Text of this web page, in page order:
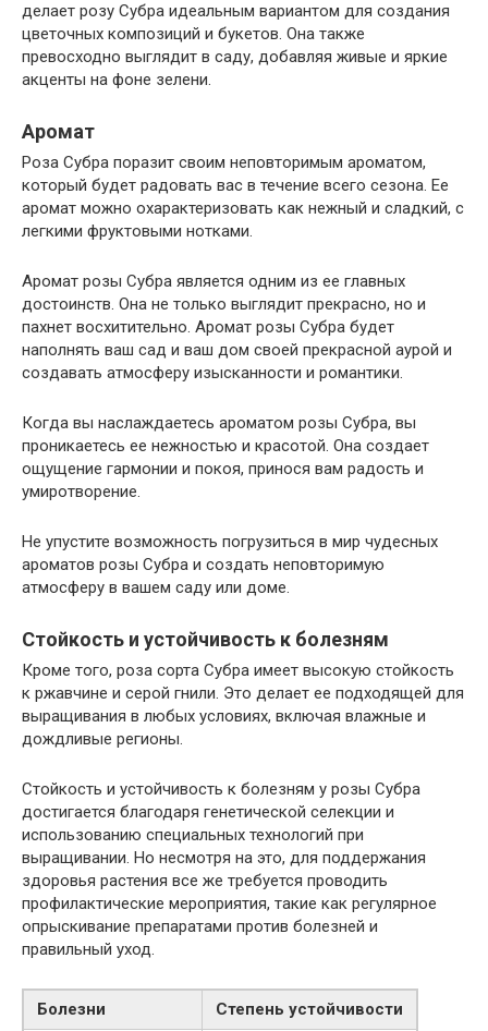
делает розу Субра идеальным вариантом для создания
цветочных композиций и букетов. Она также
превосходно выглядит в саду, добавляя живые и яркие
акценты на фоне зелени.
Аромат
Роза Субра поразит своим неповторимым ароматом,
который будет радовать вас в течение всего сезона. Ее
аромат можно охарактеризовать как нежный и сладкий, с
легкими фруктовыми нотками.
Аромат розы Субра является одним из ее главных
достоинств. Она не только выглядит прекрасно, но и
пахнет восхитительно. Аромат розы Субра будет
наполнять ваш сад и ваш дом своей прекрасной аурой и
создавать атмосферу изысканности и романтики.
Когда вы наслаждаетесь ароматом розы Субра, вы
проникаетесь ее нежностью и красотой. Она создает
ощущение гармонии и покоя, принося вам радость и
умиротворение.
Не упустите возможность погрузиться в мир чудесных
ароматов розы Субра и создать неповторимую
атмосферу в вашем саду или доме.
Стойкость и устойчивость к болезням
Кроме того, роза сорта Субра имеет высокую стойкость
к ржавчине и серой гнили. Это делает ее подходящей для
выращивания в любых условиях, включая влажные и
дождливые регионы.
Стойкость и устойчивость к болезням у розы Субра
достигается благодаря генетической селекции и
использованию специальных технологий при
выращивании. Но несмотря на это, для поддержания
здоровья растения все же требуется проводить
профилактические мероприятия, такие как регулярное
опрыскивание препаратами против болезней и
правильный уход.
Болезни
Степень устойчивости